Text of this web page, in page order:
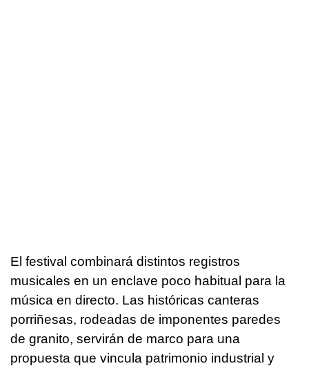
El festival combinará distintos registros
musicales en un enclave poco habitual para la
música en directo. Las históricas canteras
porriñesas, rodeadas de imponentes paredes
de granito, servirán de marco para una
propuesta que vincula patrimonio industrial y